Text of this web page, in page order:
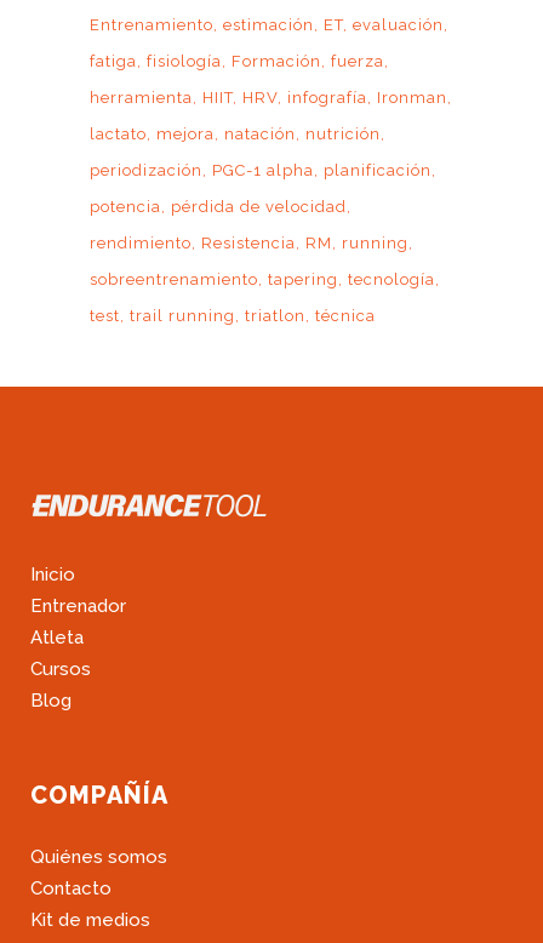
Entrenamiento estimación ET evaluación
fatiga fisiología Formación
fuerza
herramienta
HIIT HRV infografía
Ironman
lactato
mejora natación
nutrición
periodización
PGC-1 alpha
planificación
potencia
pérdida de velocidad
rendimiento
Resistencia RM
running
sobreentrenamiento tapering
tecnología
test trail running triatlon técnica
Inicio
Entrenador
Atleta
Cursos
Blog
COMPAÑÍA
Quiénes somos
Contacto
Kit de medios